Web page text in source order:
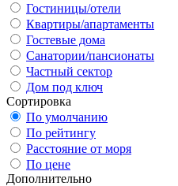
Гостиницы/отели
Квартиры/апартаменты
Гостевые дома
Санатории/пансионаты
Частный сектор
Дом под ключ
Сортировка
По умолчанию
По рейтингу
Расстояние от моря
По цене
Дополнительно